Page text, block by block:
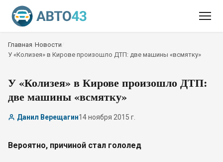
Главная Новости
У «Колизея» в Кирове произошло ДТП: две машины «всмятку»
У «Колизея» в Кирове произошло ДТП:
две машины «всмятку»
Данил Верещагин14 ноября 2015 г.
Вероятно, причиной стал гололед